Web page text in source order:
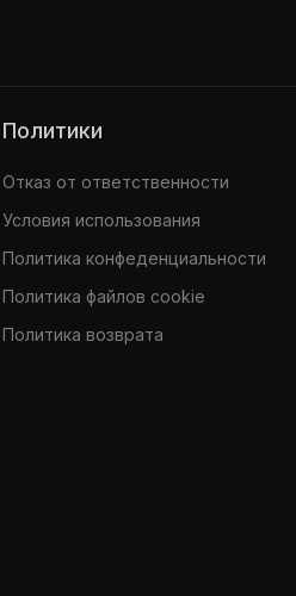
Политики
Отказ от ответственности
Условия использования
Политика конфеденциальности
Политика файлов cookie
Политика возврата